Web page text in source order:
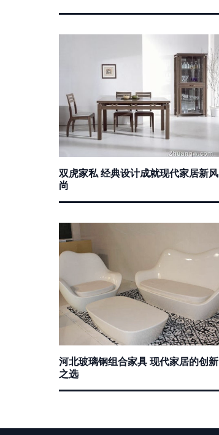
双虎家私 经典设计成就现代家居新风
尚
河北玻璃钢组合家具 现代家居的创新
之选